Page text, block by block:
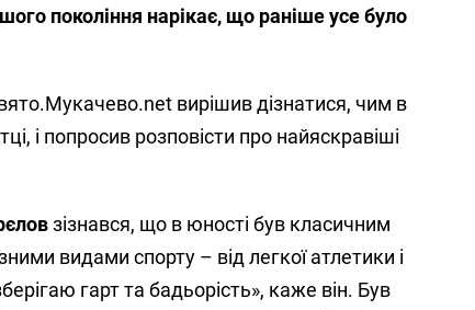
покоління нарікає, що раніше усе було
вирішив дізнатися, чим в
і попросив розповісти про найяскравіші
зізнався, що в юності був класичним
видами спорту – від легкої атлетики і
гарт та бадьорість», каже він. Був